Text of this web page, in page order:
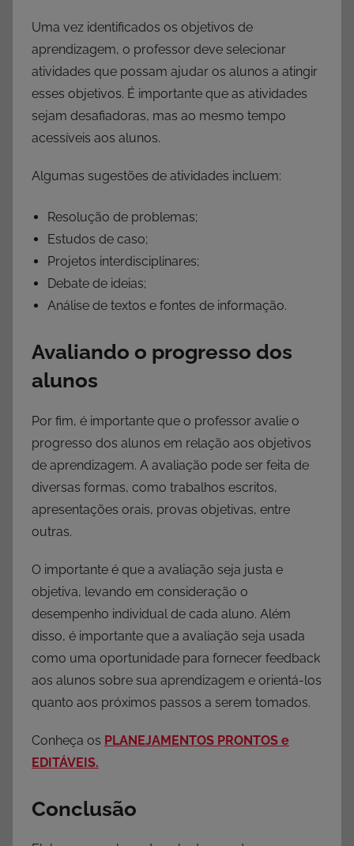
Uma vez identificados os objetivos de
aprendizagem, o professor deve selecionar
atividades que possam ajudar os alunos a atingir
esses objetivos. É importante que as atividades
sejam desafiadoras, mas ao mesmo tempo
acessíveis aos alunos.
Algumas sugestões de atividades incluem:
Resolução de problemas;
Estudos de caso;
Projetos interdisciplinares;
Debate de ideias;
Análise de textos e fontes de informação.
Avaliando o progresso dos
alunos
Por fim, é importante que o professor avalie o
progresso dos alunos em relação aos objetivos
de aprendizagem. A avaliação pode ser feita de
diversas formas, como trabalhos escritos,
apresentações orais, provas objetivas, entre
outras.
O importante é que a avaliação seja justa e
objetiva, levando em consideração o
desempenho individual de cada aluno. Além
disso, é importante que a avaliação seja usada
como uma oportunidade para fornecer feedback
aos alunos sobre sua aprendizagem e orientá-los
quanto aos próximos passos a serem tomados.
Conheça os PLANEJAMENTOS PRONTOS e
EDITÁVEIS.
Conclusão